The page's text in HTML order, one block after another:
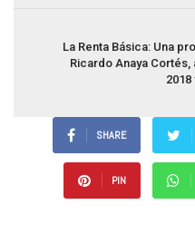
La Renta Básica: Una
Ricardo Anaya
SHARE
PIN